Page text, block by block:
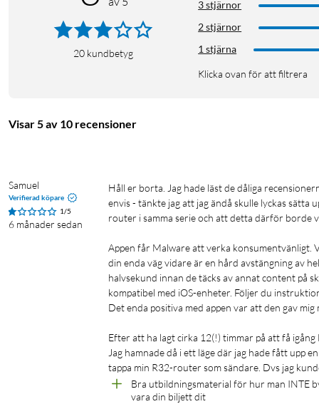
Upptäck fördelarna med ett AI-optimerat meshnätverk som
den bästa möjliga internetupplevelsen. Unik AI-stödd
Öka nätverkskapaciteten upp till fyra gånger med MU-MIMO-
Koppla in en nätverkskabel för Gigabit-anslutning
Med två inbyggda Gigabit LAN-portar per nod kan du
och avbrottsfritt internet.
Håll dig uppkopplad när du rör dig från rum till rum
Vår Smart Roaming-teknik skapar ett enda sömlöst nätverk
signalen. Du har alltid bästa möjliga uppkoppling när du rör
Lätt att utöka täckningen
Från lägenheter till flervåningshus, från källare till uteplatser
nätverkstäckning, vilket ger sömlös och snabb och avbrottsfri
20 kundbetyg
3 stjärnor
2 stjärnor
1 stjärna
Klicka ovan för att filtrera
Visar 5 av 10 recensioner
Samuel
Verifierad köpare
1/5
6 månader sedan
Håll er borta. Jag hade läst de dåliga recensionerna och tänkt att folk måste överdriva. Som relativt tekniskt kunnig - och
envis - tänkte jag att jag ändå skulle lyckas
router i samma serie och att detta därför borde
Appen får Malware att verka konsumentvänligt.
din enda väg vidare är en hård avstängning av
halvsekund innan de täcks av annat content på
kompatibel med iOS-enheter. Följer du
Det enda positiva med appen var att den gav
Efter att ha lagt cirka 12(!) timmar på att få
Jag hamnade då i ett läge där jag hade fått upp
tappa min R32-router som sändare. Dvs jag
Bra utbildningsmaterial för hur man INTE
vara din biljett dit